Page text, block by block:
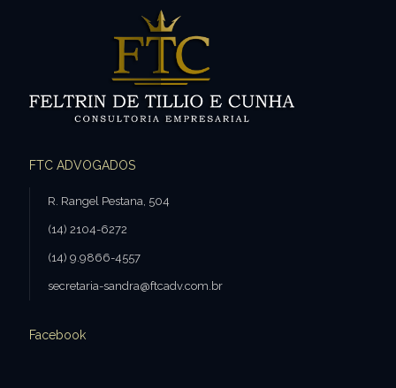
FTC ADVOGADOS
R. Rangel Pestana, 504
(14) 2104-6272
(14) 9.9866-4557
secretaria-sandra@ftcadv.com.br
Facebook